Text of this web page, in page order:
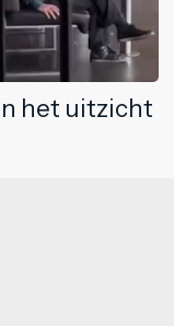
het uitzicht